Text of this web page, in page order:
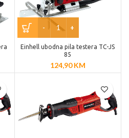
Einhell ubodna pila testera TC-JS
85
124,90KM